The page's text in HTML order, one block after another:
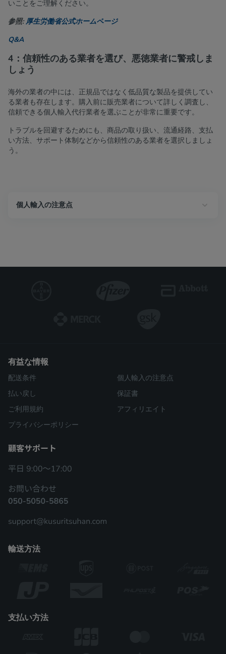
いことをご理解ください。
参照:厚生労働省公式ホームページ
Q&A
4：信頼性のある業者を選び、悪徳業者に警戒しま
しょう
海外の業者の中には、正規品ではなく低品質な製品を提供してい
る業者も存在します。購入前に販売業者について詳しく調査し、
信頼できる個人輸入代行業者を選ぶことが非常に重要です。
トラブルを回避するためにも、商品の取り扱い、流通経路、支払
い方法、サポート体制などから信頼性のある業者を選択しましょ
う。
個人輸入の注意点
有益な情報
配送条件
払い戻し
ご利用規約
プライバシーポリシー
個人輸入の注意点
保証書
アフィリエイト
輸送方法
支払い方法